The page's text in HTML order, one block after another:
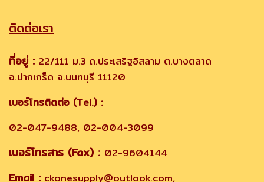
ติดต่อเรา
ที่อยู่ : 22/111 ม.3 ถ.ประเสริฐอิสลาม ต.บางตลาด
อ.ปากเกร็ด จ.นนทบุรี 11120
เบอร์โทรติดต่อ (Tel.) :
02-047-9488, 02-004-3099
เบอร์โทรสาร (Fax) : 02-9604144
Email : ckonesupply@outlook.com,